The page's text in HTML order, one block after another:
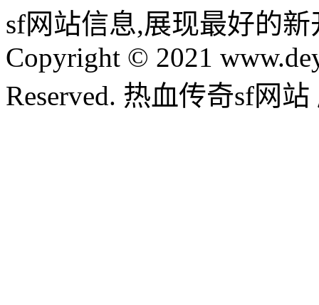
sf网站信息,展现最好的
Copyright © 2021
Reserved. 热血传奇sf网